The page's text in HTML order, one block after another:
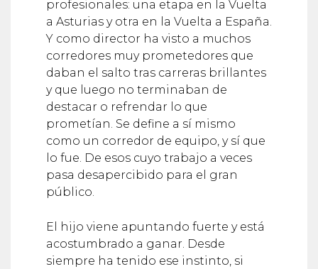
profesionales: una etapa en la Vuelta
a Asturias y otra en la Vuelta a España.
Y como director ha visto a muchos
corredores muy prometedores que
daban el salto tras carreras brillantes
y que luego no terminaban de
destacar o refrendar lo que
prometían. Se define a sí mismo
como un corredor de equipo, y sí que
lo fue. De esos cuyo trabajo a veces
pasa desapercibido para el gran
público.
El hijo viene apuntando fuerte y está
acostumbrado a ganar. Desde
siempre ha tenido ese instinto, si